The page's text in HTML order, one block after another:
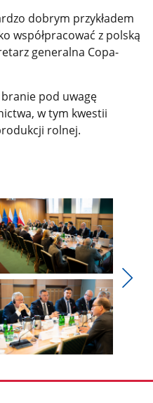
dobrym przykładem
współpracować z polską
generalna Copa-
branie pod uwagę
w tym kwestii
rolnej.
zdjęcie